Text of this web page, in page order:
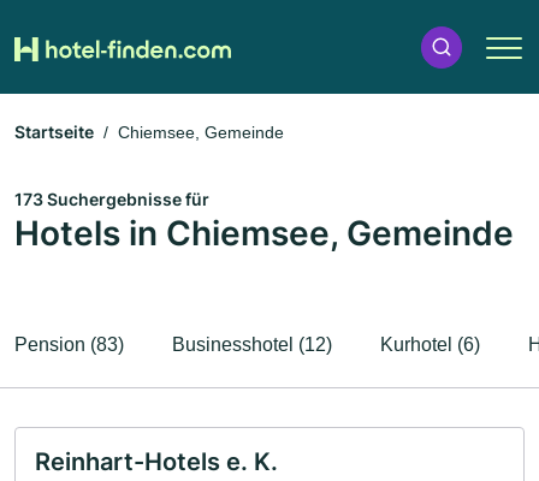
Startseite Chiemsee, Gemeinde
173 Suchergebnisse für
Hotels in Chiemsee, Gemeinde
Pension (83) Businesshotel (12) Kurhotel (6)
Reinhart-Hotels e. K.